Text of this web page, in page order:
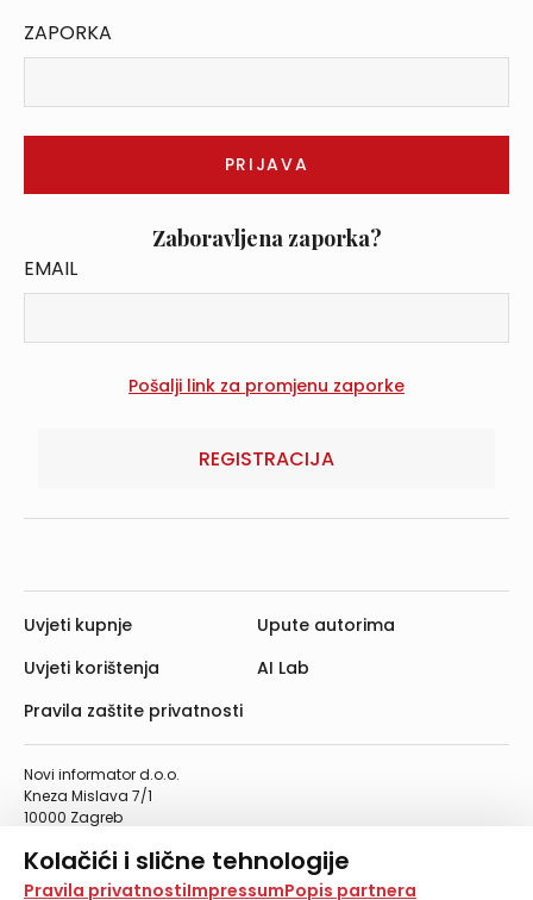
Kolačići i slične tehnologije
Na našoj web stranici koristimo kolačiće i slične
Pravila privatnostiImpressumPopis partnera
ZAPORKA
Zaboravljena zaporka?
EMAIL
REGISTRACIJA
Novi informator d.o.o.
Kneza Mislava 7/1
10000 Zagreb
Telefaks: 01/4612-553
info@informator.hr
Uvjeti kupnje
Uvjeti korištenja
Pravila zaštite privatnosti
Upute autorima
AI Lab